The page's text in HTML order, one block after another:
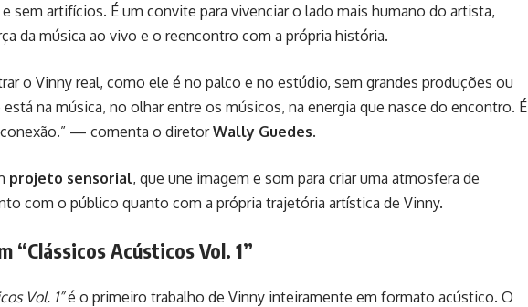
sem artifícios. É um convite para vivenciar o lado mais humano do artista,
da música ao vivo e o reencontro com a própria história.
o Vinny real, como ele é no palco e no estúdio, sem grandes produções ou
na música, no olhar entre os músicos, na energia que nasce do encontro. É
— comenta o diretorWally Guedes.
projeto sensorial, que une imagem e som para criar uma atmosfera de
com o público quanto com a própria trajetória artística de Vinny.
“Clássicos Acústicos Vol. 1”
Vol. 1”é o primeiro trabalho de Vinny inteiramente em formato acústico. O